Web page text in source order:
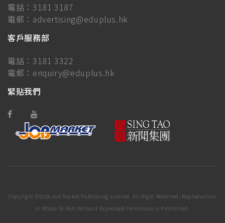
電話： 3181 3187
電郵： advertising@eduplus.hk
客戶服務部
電話： 3181 3322
電郵： enquiry@eduplus.hk
緊貼我們
Copyright ©2026 Job Market Publishing Limited. All Right Reserved. Reproduction
in Whole Or Part Without Expressed Permission is Prohibited.